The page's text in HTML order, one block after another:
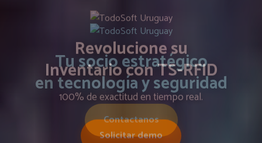
Revolucione su
Inventario con TS-RFID
100% de exactitud en tiempo real.
Solicitar demo